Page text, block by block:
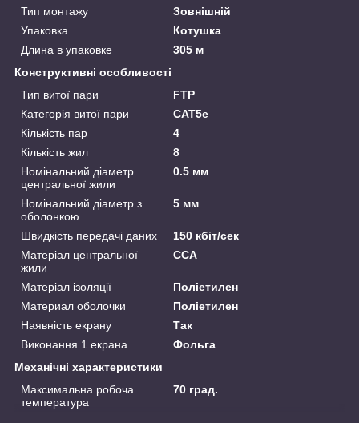
Тип монтажу
Зовнішній
Упаковка
Котушка
Длина в упаковке
305 м
Конструктивні особливості
Тип витої пари
FTP
Категорія витої пари
САТ5е
Кількість пар
4
Кількість жил
8
Номінальний діаметр
центральної жили
0.5 мм
Номінальний діаметр з
оболонкою
5 мм
Швидкість передачі даних
150 кбіт/сек
Матеріал центральної
жили
CCA
Матеріал ізоляції
Поліетилен
Материал оболочки
Поліетилен
Наявність екрану
Так
Виконання 1 екрана
Фольга
Механічні характеристики
Максимальна робоча
температура
70 град.